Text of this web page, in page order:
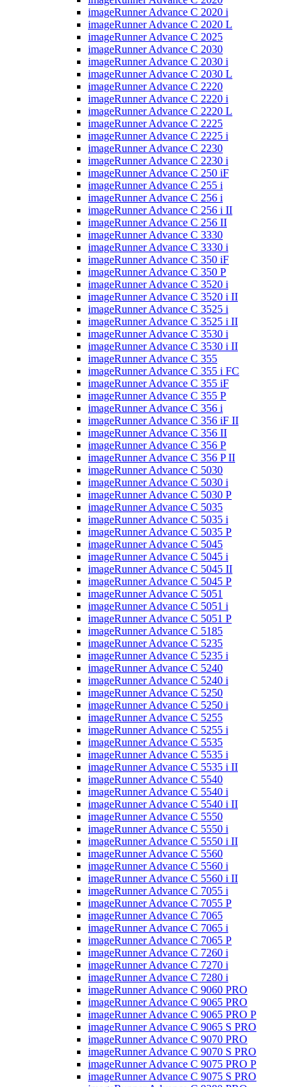
imageRunner Advance C 2020 i
imageRunner Advance C 2020 L
imageRunner Advance C 2025
imageRunner Advance C 2030
imageRunner Advance C 2030 i
imageRunner Advance C 2030 L
imageRunner Advance C 2220
imageRunner Advance C 2220 i
imageRunner Advance C 2220 L
imageRunner Advance C 2225
imageRunner Advance C 2225 i
imageRunner Advance C 2230
imageRunner Advance C 2230 i
imageRunner Advance C 250 iF
imageRunner Advance C 255 i
imageRunner Advance C 256 i
imageRunner Advance C 256 i II
imageRunner Advance C 256 II
imageRunner Advance C 3330
imageRunner Advance C 3330 i
imageRunner Advance C 350 iF
imageRunner Advance C 350 P
imageRunner Advance C 3520 i
imageRunner Advance C 3520 i II
imageRunner Advance C 3525 i
imageRunner Advance C 3525 i II
imageRunner Advance C 3530 i
imageRunner Advance C 3530 i II
imageRunner Advance C 355
imageRunner Advance C 355 i FC
imageRunner Advance C 355 iF
imageRunner Advance C 355 P
imageRunner Advance C 356 i
imageRunner Advance C 356 iF II
imageRunner Advance C 356 II
imageRunner Advance C 356 P
imageRunner Advance C 356 P II
imageRunner Advance C 5030
imageRunner Advance C 5030 i
imageRunner Advance C 5030 P
imageRunner Advance C 5035
imageRunner Advance C 5035 i
imageRunner Advance C 5035 P
imageRunner Advance C 5045
imageRunner Advance C 5045 i
imageRunner Advance C 5045 II
imageRunner Advance C 5045 P
imageRunner Advance C 5051
imageRunner Advance C 5051 i
imageRunner Advance C 5051 P
imageRunner Advance C 5185
imageRunner Advance C 5235
imageRunner Advance C 5235 i
imageRunner Advance C 5240
imageRunner Advance C 5240 i
imageRunner Advance C 5250
imageRunner Advance C 5250 i
imageRunner Advance C 5255
imageRunner Advance C 5255 i
imageRunner Advance C 5535
imageRunner Advance C 5535 i
imageRunner Advance C 5535 i II
imageRunner Advance C 5540
imageRunner Advance C 5540 i
imageRunner Advance C 5540 i II
imageRunner Advance C 5550
imageRunner Advance C 5550 i
imageRunner Advance C 5550 i II
imageRunner Advance C 5560
imageRunner Advance C 5560 i
imageRunner Advance C 5560 i II
imageRunner Advance C 7055 i
imageRunner Advance C 7055 P
imageRunner Advance C 7065
imageRunner Advance C 7065 i
imageRunner Advance C 7065 P
imageRunner Advance C 7260 i
imageRunner Advance C 7270 i
imageRunner Advance C 7280 i
imageRunner Advance C 9060 PRO
imageRunner Advance C 9065 PRO
imageRunner Advance C 9065 PRO P
imageRunner Advance C 9065 S PRO
imageRunner Advance C 9070 PRO
imageRunner Advance C 9070 S PRO
imageRunner Advance C 9075 PRO P
imageRunner Advance C 9075 S PRO